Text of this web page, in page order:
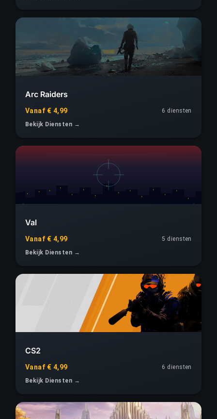
Arc Raiders
Vanaf € 4,99
6 diensten
Bekijk Diensten →
Val
Vanaf € 4,99
5 diensten
Bekijk Diensten →
CS2
Vanaf € 4,99
6 diensten
Bekijk Diensten →